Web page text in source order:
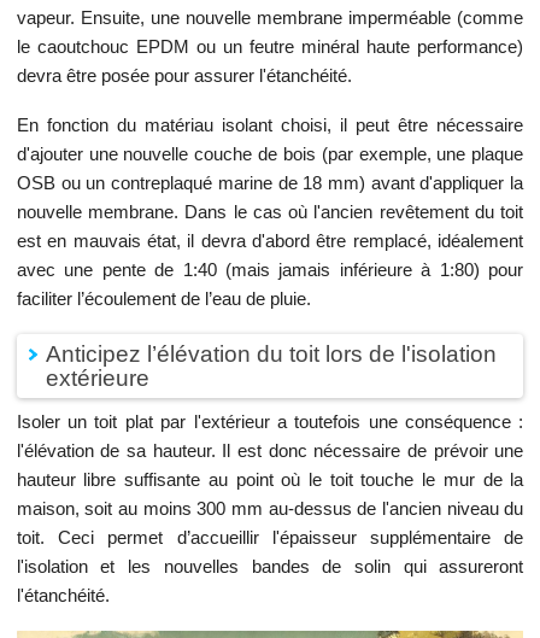
vapeur. Ensuite, une nouvelle membrane imperméable (comme
le caoutchouc EPDM ou un feutre minéral haute performance)
devra être posée pour assurer l'étanchéité.
En fonction du matériau isolant choisi, il peut être nécessaire
d'ajouter une nouvelle couche de bois (par exemple, une plaque
OSB ou un contreplaqué marine de 18 mm) avant d'appliquer la
nouvelle membrane. Dans le cas où l'ancien revêtement du toit
est en mauvais état, il devra d'abord être remplacé, idéalement
avec une pente de 1:40 (mais jamais inférieure à 1:80) pour
faciliter l’écoulement de l’eau de pluie.
Anticipez l’élévation du toit lors de l'isolation
extérieure
Isoler un toit plat par l'extérieur a toutefois une conséquence :
l'élévation de sa hauteur. Il est donc nécessaire de prévoir une
hauteur libre suffisante au point où le toit touche le mur de la
maison, soit au moins 300 mm au-dessus de l'ancien niveau du
toit. Ceci permet d’accueillir l'épaisseur supplémentaire de
l'isolation et les nouvelles bandes de solin qui assureront
l'étanchéité.